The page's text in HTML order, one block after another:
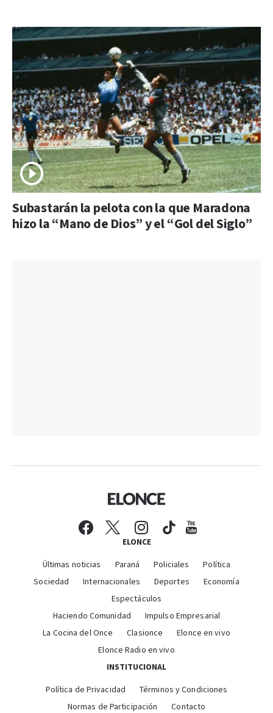
Subastarán la pelota con la que Maradona
hizo la “Mano de Dios” y el “Gol del Siglo”
ELONCE
Últimas noticias Paraná Policiales
Política
Sociedad
Internacionales Deportes
Economía
Espectáculos
Haciendo Comunidad
Impulso Empresarial
La Cocina del Once
Clasionce
Elonce en vivo
Elonce Radio en vivo
INSTITUCIONAL
Política de Privacidad
Términos y Condiciones
Normas de Participación
Contacto